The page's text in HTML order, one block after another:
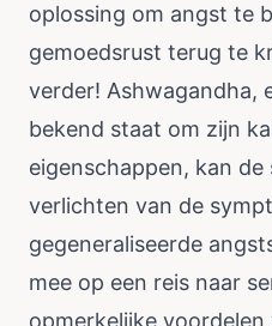
oplossing om angst te
gemoedsrust terug te
verder! Ashwagandha,
bekend staat om zijn
eigenschappen, kan
verlichten van de
gegeneraliseerde
mee op een reis naar
opmerkelijke